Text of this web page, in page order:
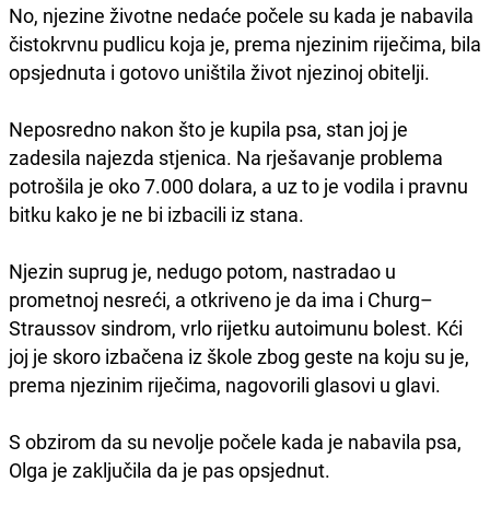
No, njezine životne nedaće počele su kada je nabavila
čistokrvnu pudlicu koja je, prema njezinim riječima, bila
opsjednuta i gotovo uništila život njezinoj obitelji.
Neposredno nakon što je kupila psa, stan joj je
zadesila najezda stjenica. Na rješavanje problema
potrošila je oko 7.000 dolara, a uz to je vodila i pravnu
bitku kako je ne bi izbacili iz stana.
Njezin suprug je, nedugo potom, nastradao u
prometnoj nesreći, a otkriveno je da ima i Churg–
Straussov sindrom, vrlo rijetku autoimunu bolest. Kći
joj je skoro izbačena iz škole zbog geste na koju su je,
prema njezinim riječima, nagovorili glasovi u glavi.
S obzirom da su nevolje počele kada je nabavila psa,
Olga je zaključila da je pas opsjednut.